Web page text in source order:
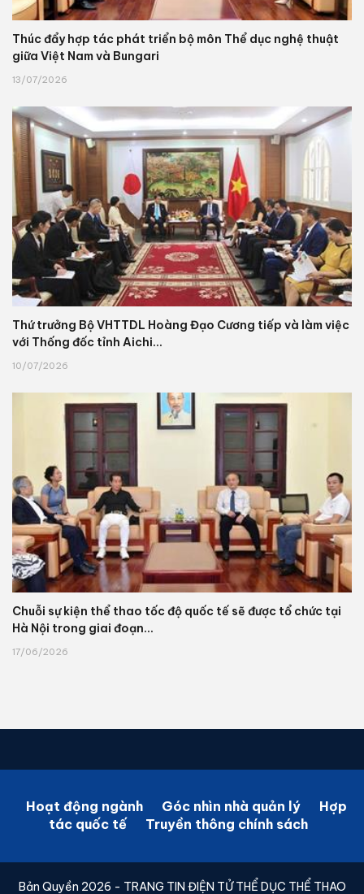
Thúc đẩy hợp tác phát triển bộ môn Thể dục nghệ thuật
giữa Việt Nam và Bungari
13/07/2026
Thứ trưởng Bộ VHTTDL Hoàng Đạo Cương tiếp và làm việc
với Thống đốc tỉnh Aichi...
10/07/2026
Chuỗi sự kiện thể thao tốc độ quốc tế sẽ được tổ chức tại
Hà Nội trong giai đoạn...
17/06/2026
Hoạt động ngành Góc nhìn nhà quản lý
Hợp
tác quốc tế
Truyền thông chính sách
Bản Quyền 2026 - TRANG TIN ĐIỆN TỬ THỂ DỤC THỂ THAO